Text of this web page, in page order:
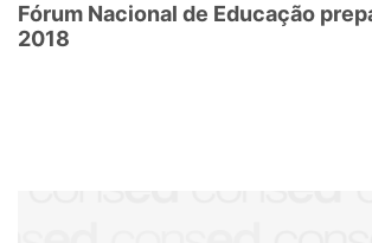
Fórum Nacional de Educação
2018